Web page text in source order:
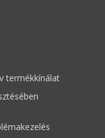
termékkínálat